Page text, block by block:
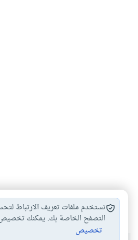
الحداثة # العلمانية العلمانية والدين
نستخدم ملفات تعريف الارتباط
التصفح الخاصة بك. يمكنك
تخصيص